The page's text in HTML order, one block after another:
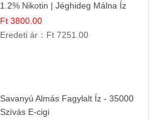
1.2% Nikotin | Jéghideg Málna Íz
Ft 3800.00
Eredeti ár： Ft 7251.00
Savanyú Almás Fagylalt Íz - 35000
Szívás E-cigi